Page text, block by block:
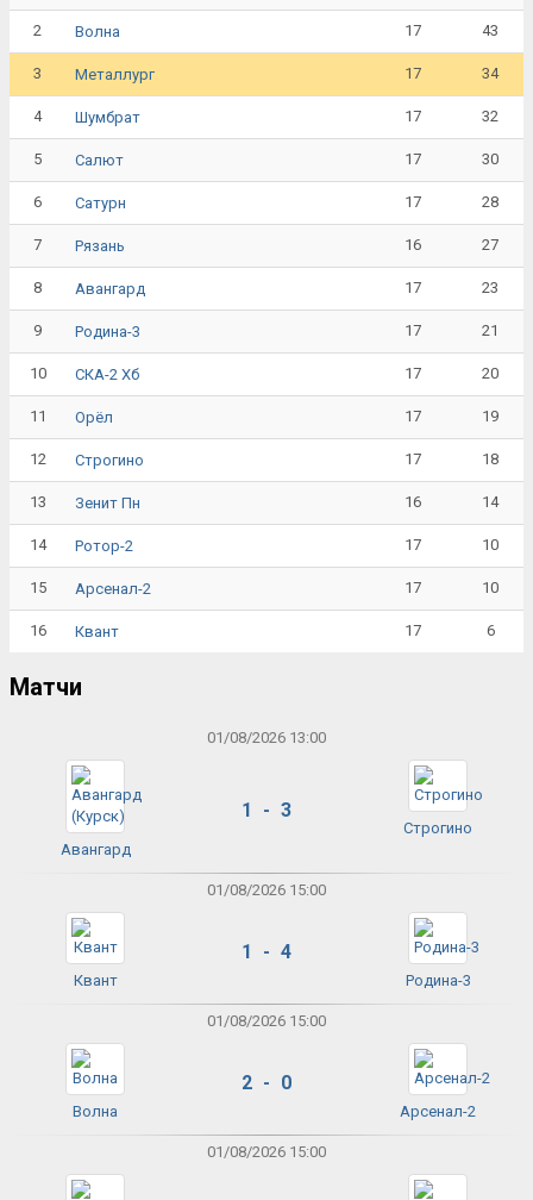
2 Волна 17 43
3 Металлург 17 34
4 Шумбрат 17 32
5 Салют 17 30
6 Сатурн 17 28
7 Рязань 16 27
8 Авангард 17 23
9 Родина-3 17 21
10 СКА-2 Хб 17 20
11 Орёл 17 19
12 Строгино 17 18
13 Зенит Пн 16 14
14 Ротор-2 17 10
15 Арсенал-2 17 10
16 Квант 17 6
Матчи
01/08/2026 13:00
Авангард
1 - 3
Строгино
01/08/2026 15:00
Квант
1 - 4
Родина-3
01/08/2026 15:00
Волна
2 - 0
Арсенал-2
01/08/2026 15:00